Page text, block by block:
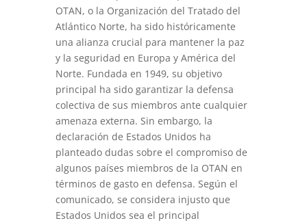
OTAN, o la Organización del Tratado del
Atlántico Norte, ha sido históricamente
una alianza crucial para mantener la paz
y la seguridad en Europa y América del
Norte. Fundada en 1949, su objetivo
principal ha sido garantizar la defensa
colectiva de sus miembros ante cualquier
amenaza externa. Sin embargo, la
declaración de Estados Unidos ha
planteado dudas sobre el compromiso de
algunos países miembros de la OTAN en
términos de gasto en defensa. Según el
comunicado, se considera injusto que
Estados Unidos sea el principal